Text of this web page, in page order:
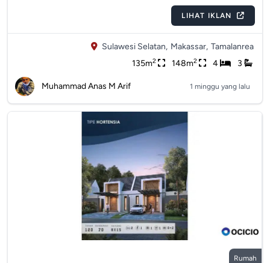
LIHAT IKLAN
Sulawesi Selatan, Makassar, Tamalanrea
135m2 148m2 4 3
Muhammad Anas M Arif 1 minggu yang lalu
Rumah